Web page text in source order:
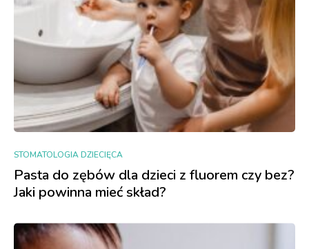
STOMATOLOGIA DZIECIĘCA
Pasta do zębów dla dzieci z fluorem czy bez?
Jaki powinna mieć skład?